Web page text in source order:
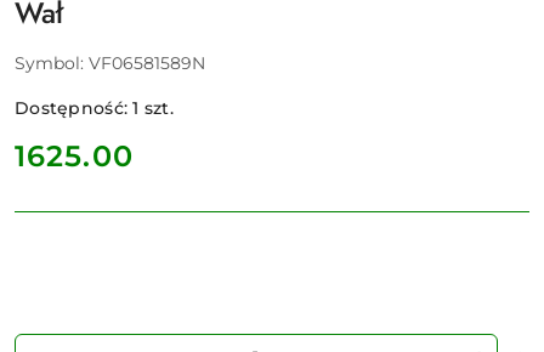
Wał
Symbol: VF06581589N
Dostępność:1 szt.
cena:
1625.00
Ilość